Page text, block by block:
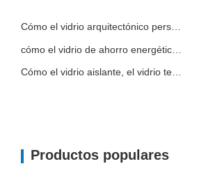
Cómo el vidrio arquitectónico personalizado ayuda a los contratistas a controlar la calidad del edificio y el riesgo de instalación
Productos populares